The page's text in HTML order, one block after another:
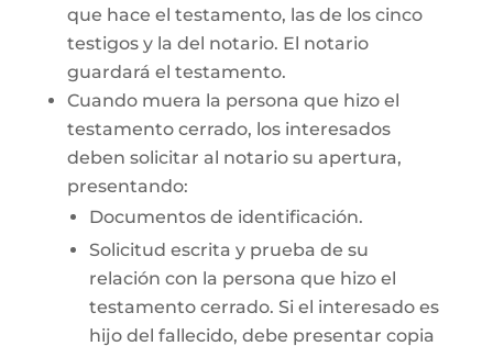
que hace el testamento, las de los cinco
testigos y la del notario. El notario
guardará el testamento.
Cuando muera la persona que hizo el
testamento cerrado, los interesados
deben solicitar al notario su apertura,
presentando:
Documentos de identificación.
Solicitud escrita y prueba de su
relación con la persona que hizo el
testamento cerrado. Si el interesado es
hijo del fallecido, debe presentar copia